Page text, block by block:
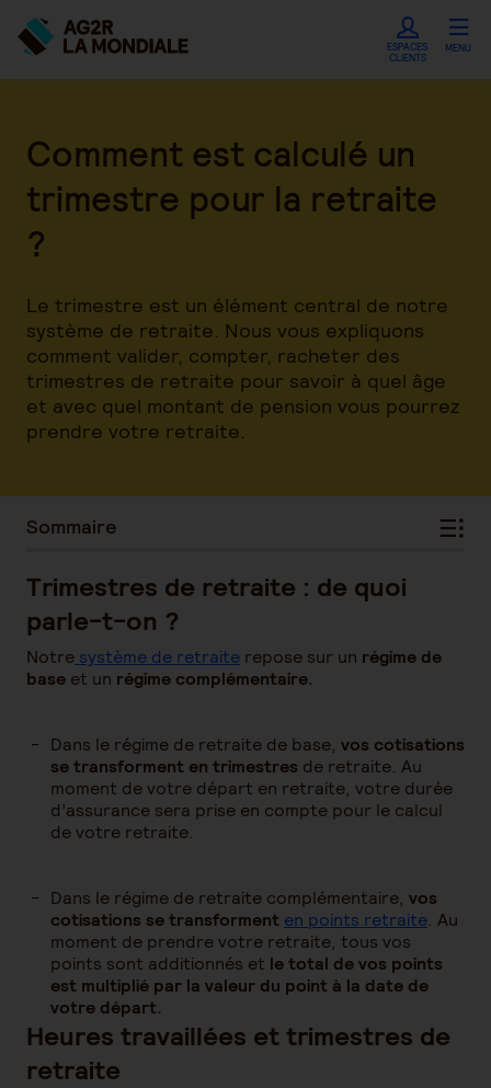
ESPACES
CLIENTS
MENU
Comment est calculé un
trimestre pour la retraite
?
Le trimestre est un élément central de notre
système de retraite. Nous vous expliquons
comment valider, compter, racheter des
trimestres de retraite pour savoir à quel âge
et avec quel montant de pension vous pourrez
prendre votre retraite.
Sommaire
Trimestres de retraite : de quoi
parle-t-on ?
Notre système de retraite repose sur un régime de
base et un régime complémentaire.
Dans le régime de retraite de base, vos cotisations
se transforment en trimestres de retraite. Au
moment de votre départ en retraite, votre durée
d’assurance sera prise en compte pour le calcul
de votre retraite.
Dans le régime de retraite complémentaire, vos
cotisations se transforment en points retraite. Au
moment de prendre votre retraite, tous vos
points sont additionnés et le total de vos points
est multiplié par la valeur du point à la date de
votre départ.
Heures travaillées et trimestres de
retraite